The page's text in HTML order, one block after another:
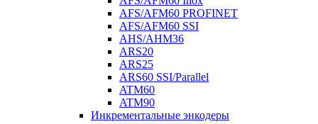
AFS/AFM60 PROFINET
AFS/AFM60 SSI
AHS/AHM36
ARS20
ARS25
ARS60 SSI/Parallel
ATM60
ATM90
Инкрементальные энкодеры